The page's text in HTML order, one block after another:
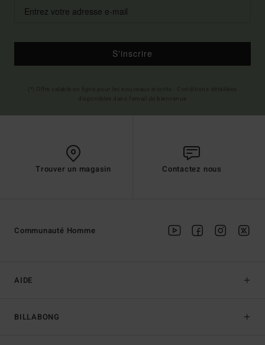
S'inscrire
Trouver un magasin Contactez nous
AIDE
BILLABONG
Communauté Homme